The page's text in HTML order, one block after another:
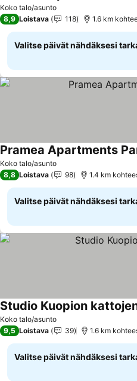
Koko talo/asunto
8,9 Loistava 118 1.6 km
Valitse päivät nähdäksesi
Koko talo/asunto
Pramea Apartments
8,8 Loistava 98 1.4 km
Valitse päivät nähdäksesi
Koko talo/asunto
Studio Kuopion
9,5 Loistava 39 1.6 km
Valitse päivät nähdäksesi